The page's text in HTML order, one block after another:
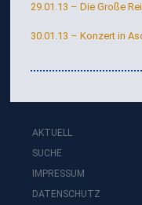
29.01.13 – Die Große
30.01.13 – Konzert in
AKTUELL
SUCHE
IMPRESSUM
DATENSCHUTZ